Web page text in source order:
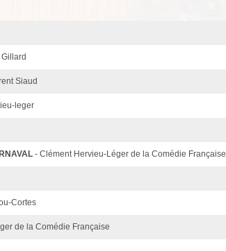
Siaud
leger
- Clément Hervieu-Léger de la Comédie Française
Cortes
de la Comédie Française